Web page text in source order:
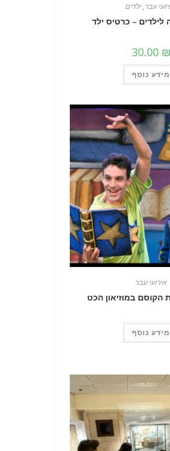
עבר,ילדים
לילדים – כרטיס ילד
30.00 ₪
מידע נוסף
אירועי עבר
הקוסם במוזיאון הכט
מידע נוסף